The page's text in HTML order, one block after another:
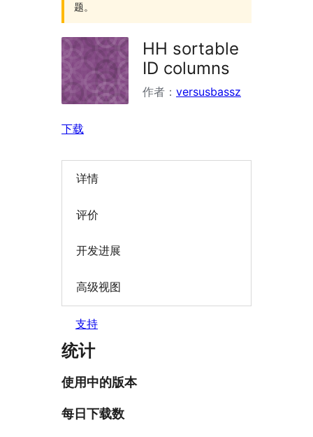
题。
HH sortable
ID columns
作者： versusbassz
下载
详情
评价
开发进展
高级视图
支持
统计
使用中的版本
每日下载数